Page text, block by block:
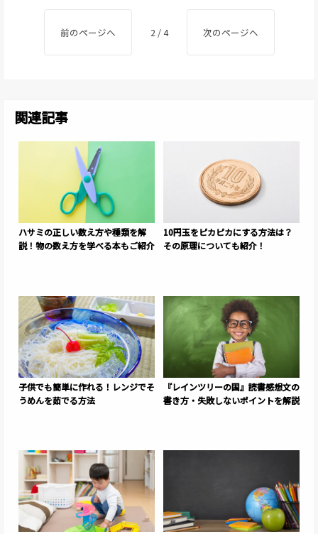
前のページへ 2 / 4 次のページへ
関連記事
ハサミの正しい数え方や種類を解
説！物の数え方を学べる本もご紹介
10円玉をピカピカにする方法は？
その原理についても紹介！
子供でも簡単に作れる！レンジでそ
うめんを茹でる方法
『レインツリーの国』読書感想文の
書き方・失敗しないポイントを解説